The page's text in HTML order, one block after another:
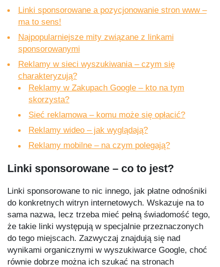
Linki sponsorowane a pozycjonowanie stron www –
ma to sens!
Najpopularniejsze mity związane z linkami
sponsorowanymi
Reklamy w sieci wyszukiwania – czym się
charakteryzują?
Reklamy w Zakupach Google – kto na tym
skorzysta?
Sieć reklamowa – komu może się opłacić?
Reklamy wideo – jak wyglądają?
Reklamy mobilne – na czym polegają?
Linki sponsorowane – co to jest?
Linki sponsorowane to nic innego, jak płatne odnośniki
do konkretnych witryn internetowych. Wskazuje na to
sama nazwa, lecz trzeba mieć pełną świadomość tego,
że takie linki występują w specjalnie przeznaczonych
do tego miejscach. Zazwyczaj znajdują się nad
wynikami organicznymi w wyszukiwarce Google, choć
równie dobrze można ich szukać na stronach